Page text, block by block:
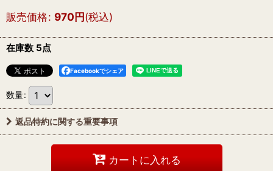
販売価格: 970円(税込)
在庫数 5点
Facebookでシェア
数量:
返品特約に関する重要事項
カートに入れる